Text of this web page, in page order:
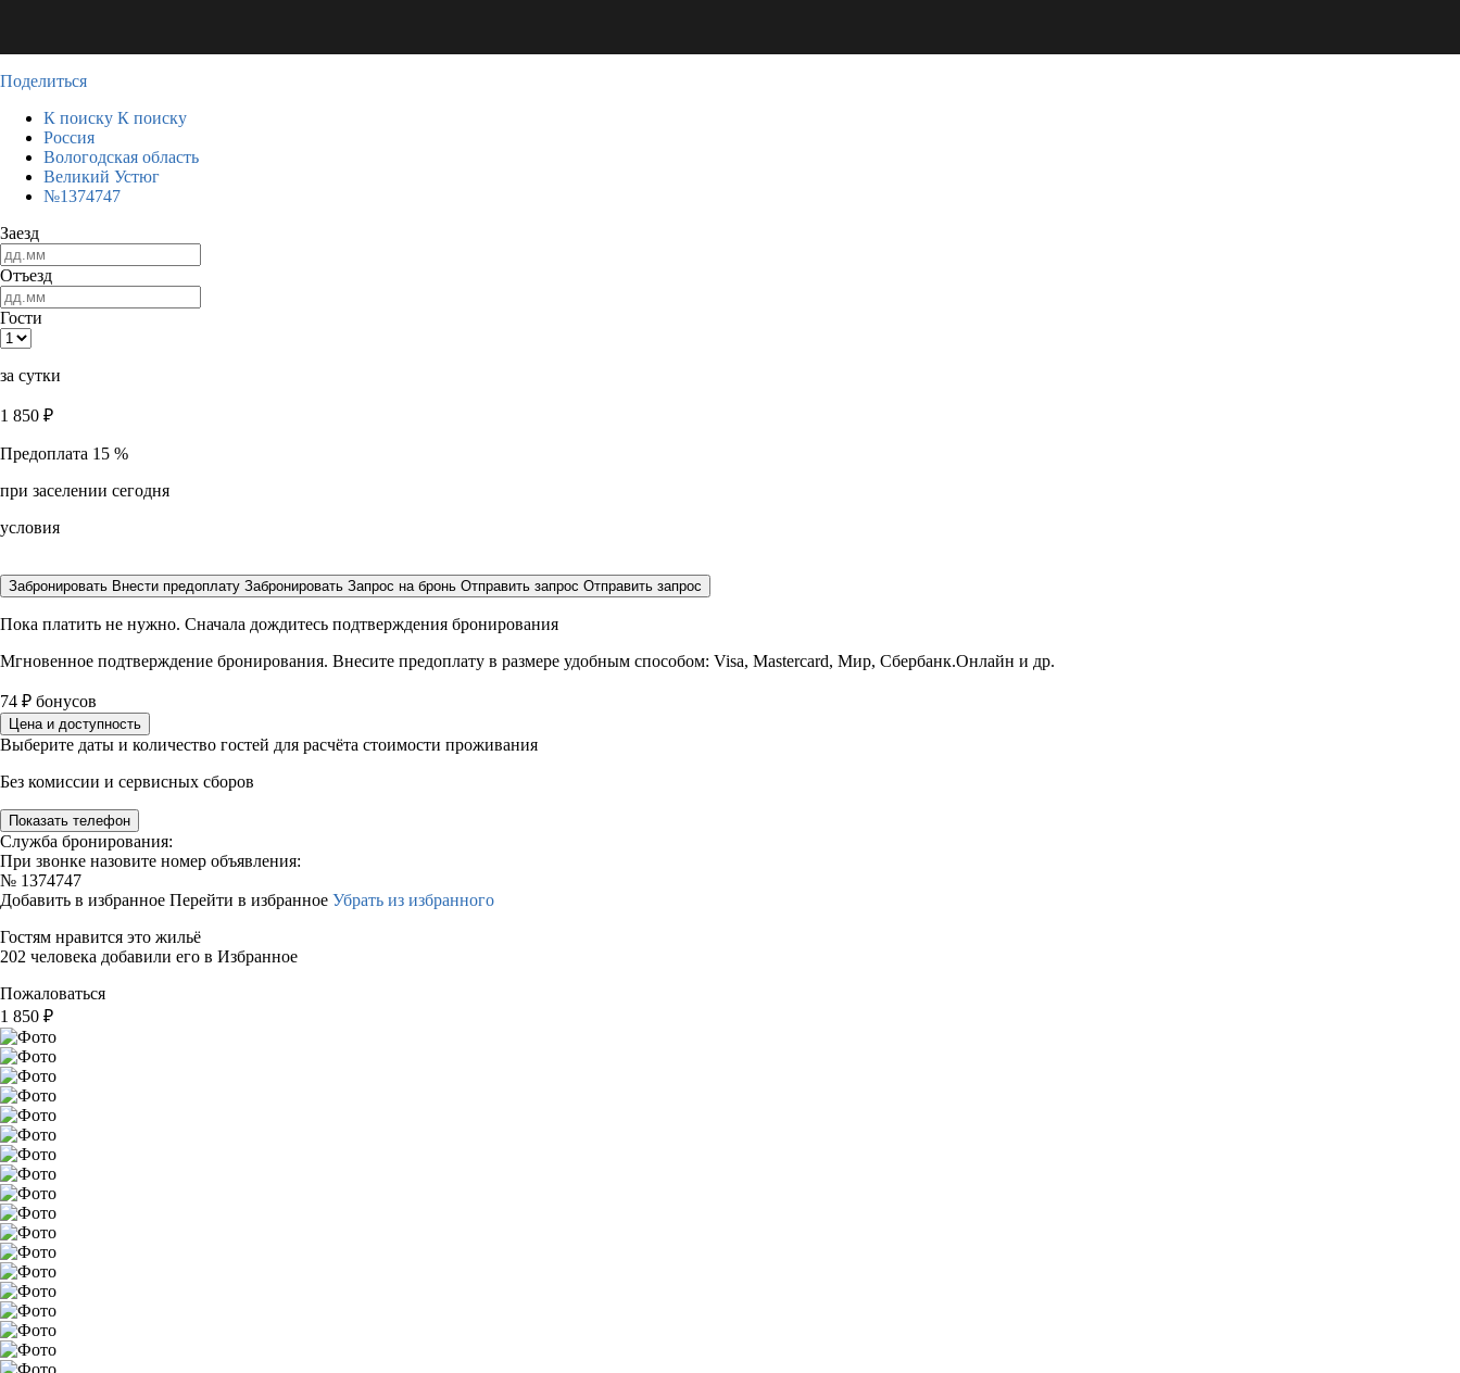
Поделиться
К поиску К поиску
Россия
Вологодская область
Великий Устюг
№1374747
Заезд
Отъезд
Гости
за сутки
1 850 ₽
Предоплата 15 %
при заселении сегодня
условия
Забронировать Внести предоплату Забронировать Запрос на бронь Отправить запрос Отправить запрос
Пока платить не нужно. Сначала дождитесь подтверждения бронирования
Мгновенное подтверждение бронирования. Внесите предоплату в размере удобным способом: Visa, Mastercard, Мир, Сбербанк.Онлайн и др.
74 ₽ бонусов
Цена и доступность
Выберите даты и количество гостей для расчёта стоимости проживания
Без комиссии и сервисных сборов
Показать телефон
Служба бронирования:
При звонке назовите номер объявления:
№ 1374747
Добавить в избранное Перейти в избранное Убрать из избранного
Гостям нравится это жильё
202 человека добавили его в Избранное
Пожаловаться
1 850 ₽